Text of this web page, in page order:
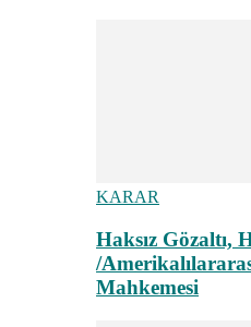
KARAR
Haksız Gözaltı,
/
Mahkemesi